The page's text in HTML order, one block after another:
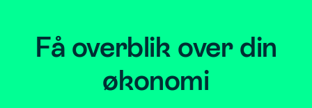
Få overblik over din
økonomi